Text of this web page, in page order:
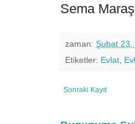
Sema
zaman: Şubat 23,
Etiketler: Evlat
Sonraki Kayıt